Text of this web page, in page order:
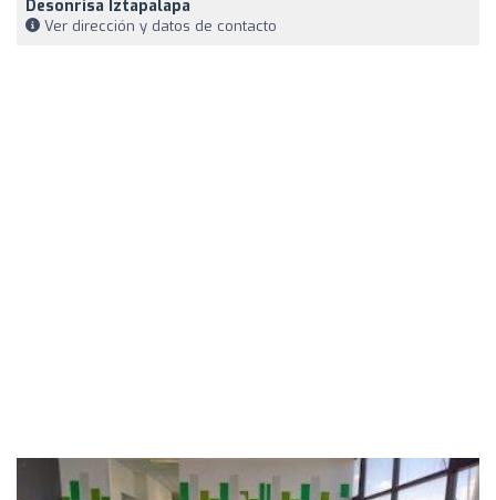
Desonrisa Iztapalapa
Ver dirección y datos de contacto